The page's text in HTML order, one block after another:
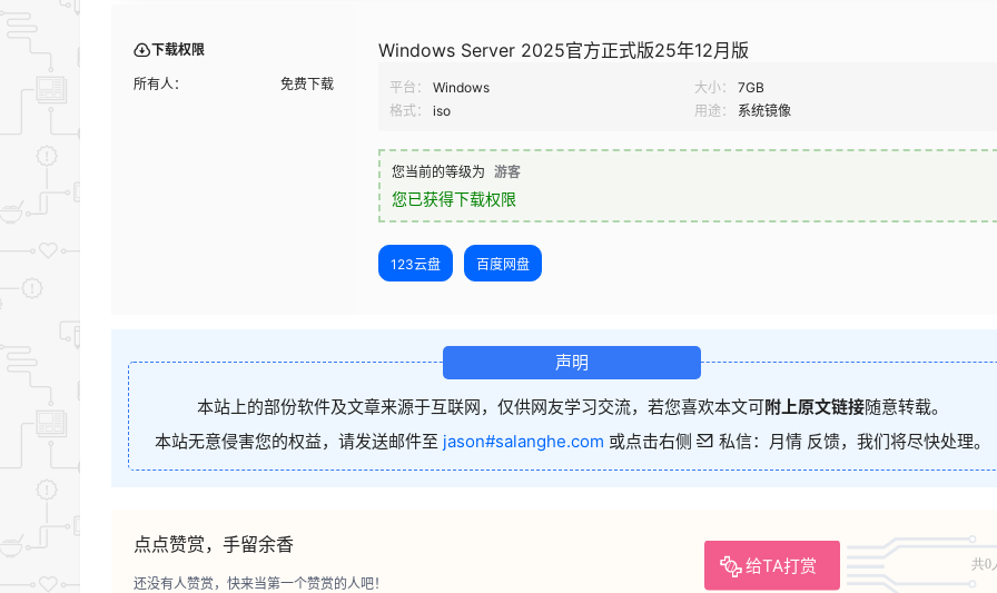
下载权限
所有人： 免费下载
Windows Server 2025官方正式版25年12月版
平台： Windows 大小：
7GB
格式：
iso 用途： 系统镜像
您当前的等级为 游客
您已获得下载权限
123云盘 百度网盘
声明
本站上的部份软件及文章来源于互联网，仅供网友学习交流，若您喜欢本文可附上原文链接随意转载。
本站无意侵害您的权益，请发送邮件至 jason#salanghe.com 或点击右侧 私信：月情 反馈，我们将尽快处理。
点点赞赏，手留余香
给TA打赏 共0
还没有人赞赏，快来当第一个赞赏的人吧！